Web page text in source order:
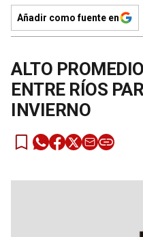
Añadir como fuente en
ALTO
ENTRE RÍOS
INVIERNO